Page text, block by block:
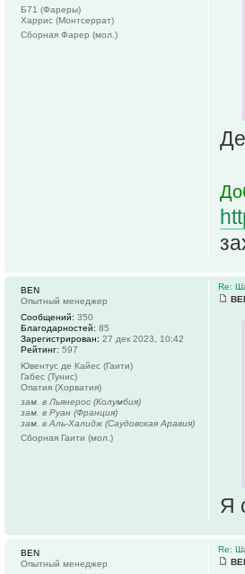
Б71 (Фареры)
Харрис (Монтсеррат)
Сборная Фарер (мол.)
Re:
Я
BEN
Опытный менеджер
Сообщений: 350
Благодарностей: 85
Зарегистрирован: 27 дек 2023, 10:42
Рейтинг: 597
Ювентус де Кайес (Гаити)
Габес (Тунис)
Опатия (Хорватия)
зам. в Льянерос (Колумбия)
зам. в Руан (Франция)
зам. в Аль-Халидж (Саудовская Аравия)
Сборная Гаити (мол.)
Re:
BEN
Опытный менеджер